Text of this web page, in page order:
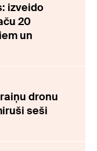
izveido
20
un
dronu
seši